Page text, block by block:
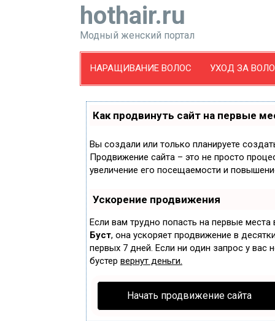
hothair.ru
Модный женский портал
НАРАЩИВАНИЕ ВОЛОС УХОД ЗА
Как продвинуть сайт на первые
Вы создали или только планируете
Продвижение сайта – это не просто
увеличение его посещаемости и
Ускорение продвижения
Если вам трудно попасть на первые
Буст, она ускоряет продвижение в
первых 7 дней. Если ни один запрос у вас
бустер вернут деньги.
Начать продвижение сайта